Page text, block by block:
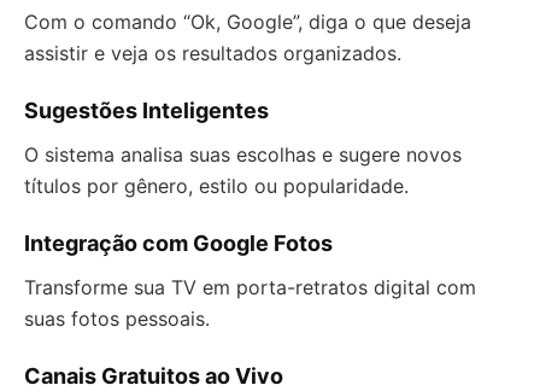
Com o comando “Ok, Google”, diga o que deseja
assistir e veja os resultados organizados.
Sugestões Inteligentes
O sistema analisa suas escolhas e sugere novos
títulos por gênero, estilo ou popularidade.
Integração com Google Fotos
Transforme sua TV em porta-retratos digital com
suas fotos pessoais.
Canais Gratuitos ao Vivo